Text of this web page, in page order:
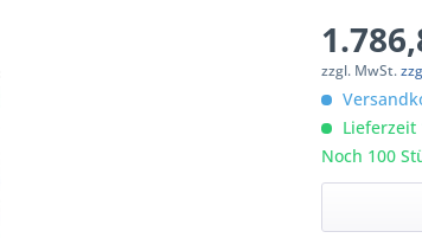
zzgl. MwSt.
Lieferzeit
Noch 100